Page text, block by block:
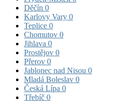
Děčín 0
Karlovy Vary 0
Teplice 0
Chomutov 0
Jihlava 0
Prostějov 0
Přerov 0
Jablonec nad Nisou 0
Mladá Boleslav 0
Česká Lípa 0
Třebíč 0